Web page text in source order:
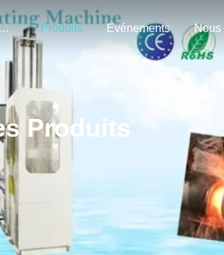
De Nous Produits Événements
Produits